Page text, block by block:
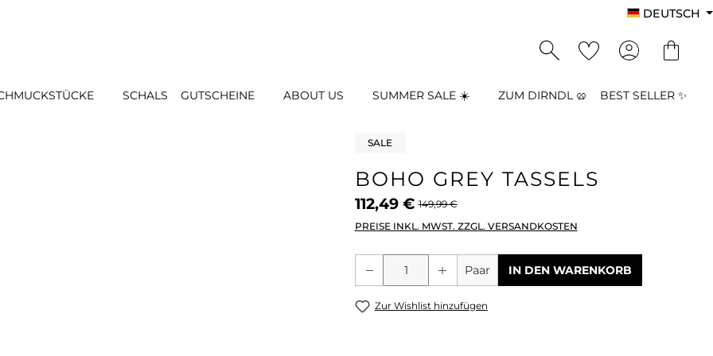
DEUTSCH
SCHALS GUTSCHEINE ABOUT US SUMMER SALE ☀️ ZUM DIRNDL 🥨 BEST SELLER ✨
SALE
BOHO GREY TASSELS
112,49 € 149,99 €
PREISE INKL. MWST. ZZGL. VERSANDKOSTEN
Produkt Anzahl: Gib den
Paar IN DEN WARENKORB
Zur Wishlist hinzufügen